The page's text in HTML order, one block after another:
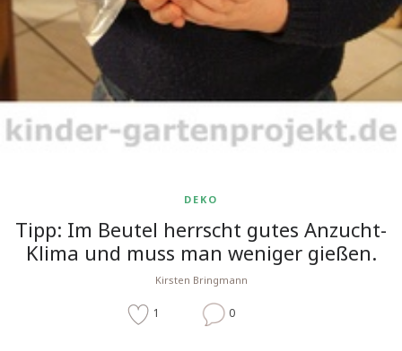
DEKO
Tipp: Im Beutel herrscht gutes Anzucht-
Klima und muss man weniger gießen.
Kirsten Bringmann
1 0